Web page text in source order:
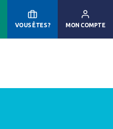
VOUS ÊTES ? MON COMPTE